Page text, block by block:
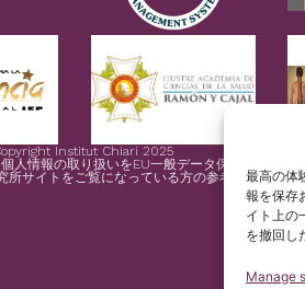
最高の体
報を保存
イト上の
を撤回し
Manage
Institut Chiari 2025
人情報の取り扱いをEU一般データ保護規則(規則
サイトをご覧になっている方の参考のために